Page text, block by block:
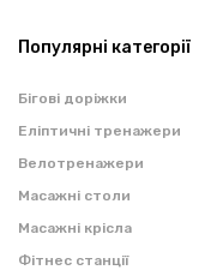
Популярні категорії
Бігові доріжки
Еліптичні тренажери
Велотренажери
Масажні столи
Масажні крісла
Фітнес станції